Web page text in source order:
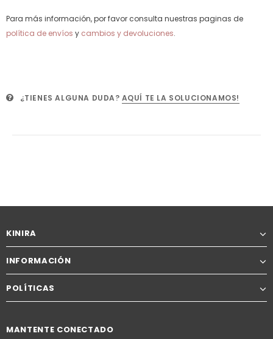
Para más información, por favor consulta nuestras paginas de
política de envíos y cambios y devoluciones.
¿TIENES ALGUNA DUDA? AQUÍ TE LA SOLUCIONAMOS!
KINIRA
INFORMACIÓN
POLÍTICAS
MANTENTE CONECTADO